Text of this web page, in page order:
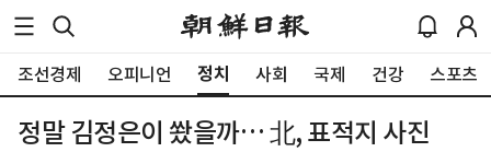
조선경제 오피니언 정치 사회 국제 건강 스포츠
정말 김정은이 쐈을까… 北, 표적지 사진